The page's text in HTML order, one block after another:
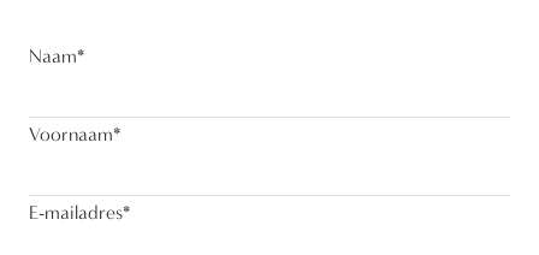
Naam*
Voornaam*
E-mailadres*